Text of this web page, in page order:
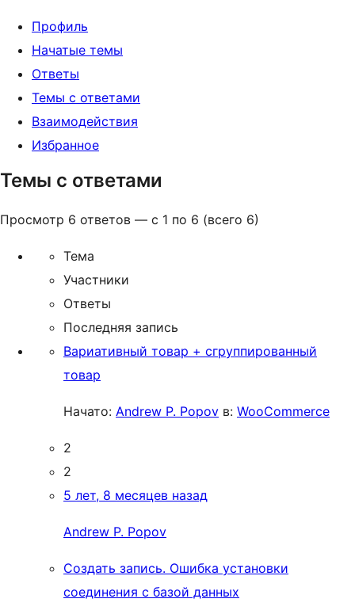
Профиль
Начатые темы
Ответы
Темы с ответами
Взаимодействия
Избранное
Темы с ответами
Просмотр 6 ответов — с 1 по 6 (всего 6)
Тема
Участники
Ответы
Последняя запись
Вариативный товар + сгруппированный
товар
Начато: Andrew P. Popov в: WooCommerce
2
2
5 лет, 8 месяцев назад
Andrew P. Popov
Создать запись. Ошибка установки
соединения с базой данных